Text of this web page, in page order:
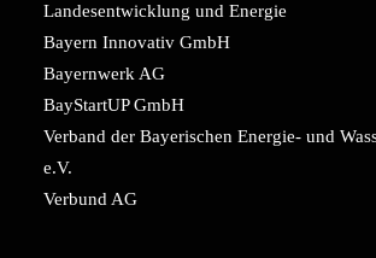
Landesentwicklung und Energie
Bayern Innovativ GmbH
Bayernwerk AG
BayStartUP GmbH
Verband der Bayerischen Energie- und
e.V.
Verbund AG